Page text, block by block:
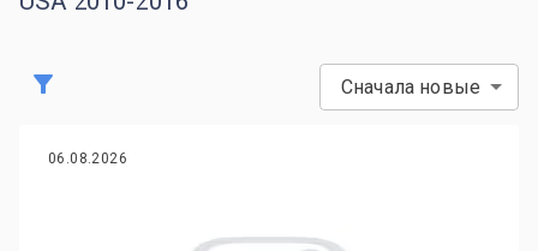
Сначала новые
06.08.2026